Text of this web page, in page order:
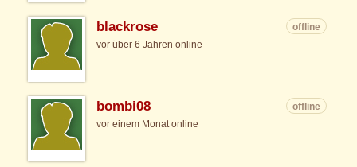
blackrose
offline
vor über 6 Jahren online
bombi08
offline
vor einem Monat online